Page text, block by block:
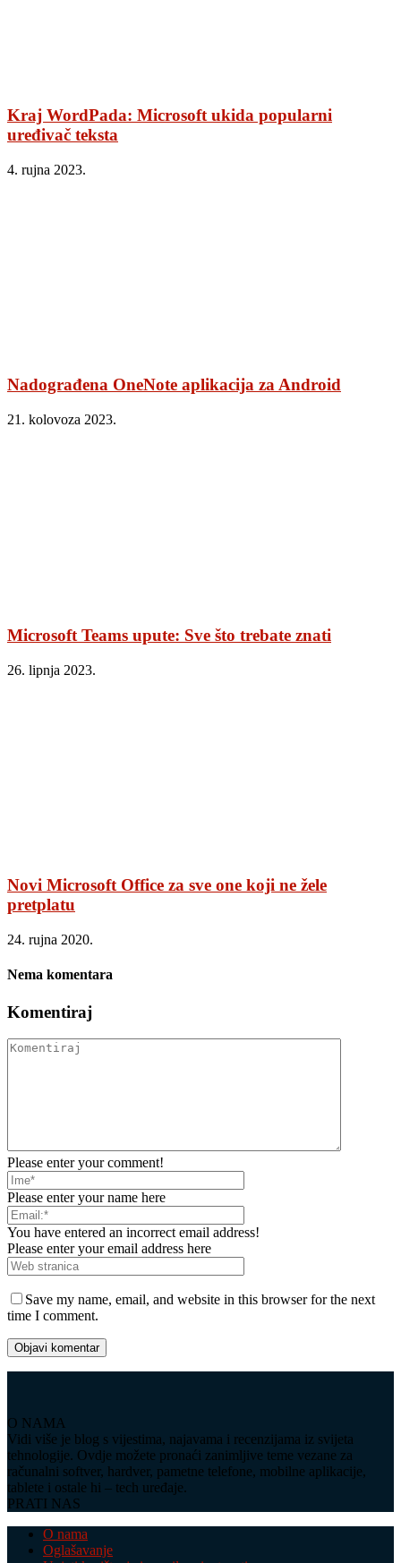
Kraj WordPada: Microsoft ukida popularni
uređivač teksta
4. rujna 2023.
Nadograđena OneNote aplikacija za Android
21. kolovoza 2023.
Microsoft Teams upute: Sve što trebate znati
26. lipnja 2023.
Novi Microsoft Office za sve one koji ne žele
pretplatu
24. rujna 2020.
Nema komentara
Komentiraj
Please enter your comment!
Please enter your name here
You have entered an incorrect email address!
Please enter your email address here
Save my name, email, and website in this browser for the next
time I comment.
O NAMA
Vidi više je blog s vijestima, najavama i recenzijama iz svijeta
tehnologije. Ovdje možete pronaći zanimljive teme vezane za
računalni softver, hardver, pametne telefone, mobilne aplikacije,
tablete i ostale hi – tech uređaje.
PRATI NAS
O nama
Oglašavanje